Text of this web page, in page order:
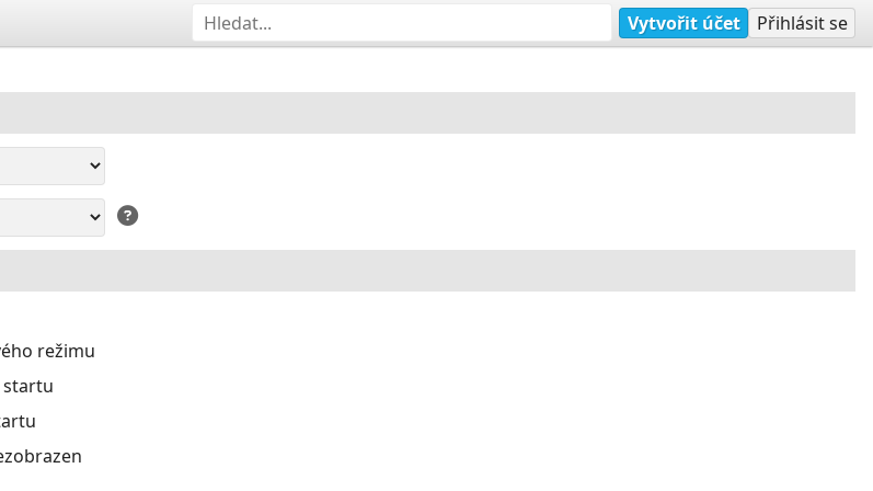
Vytvořit účet Přihlásit se
režimu